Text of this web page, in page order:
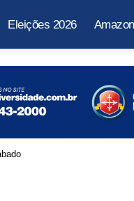
Eleições 2026